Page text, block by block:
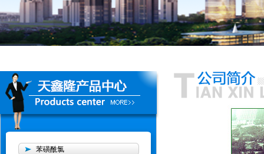
苯磺酰氯